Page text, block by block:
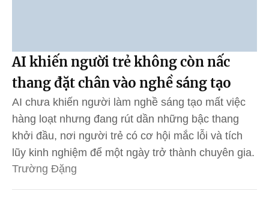
AI khiến người trẻ không còn nấc
thang đặt chân vào nghề sáng tạo
AI chưa khiến người làm nghề sáng tạo mất việc
hàng loạt nhưng đang rút dần những bậc thang
khởi đầu, nơi người trẻ có cơ hội mắc lỗi và tích
lũy kinh nghiệm để một ngày trở thành chuyên gia.
Trường Đặng